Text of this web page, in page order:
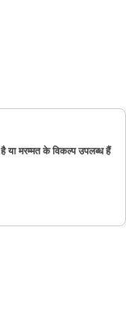
या मरम्मत के विकल्प उपलब्ध हैं